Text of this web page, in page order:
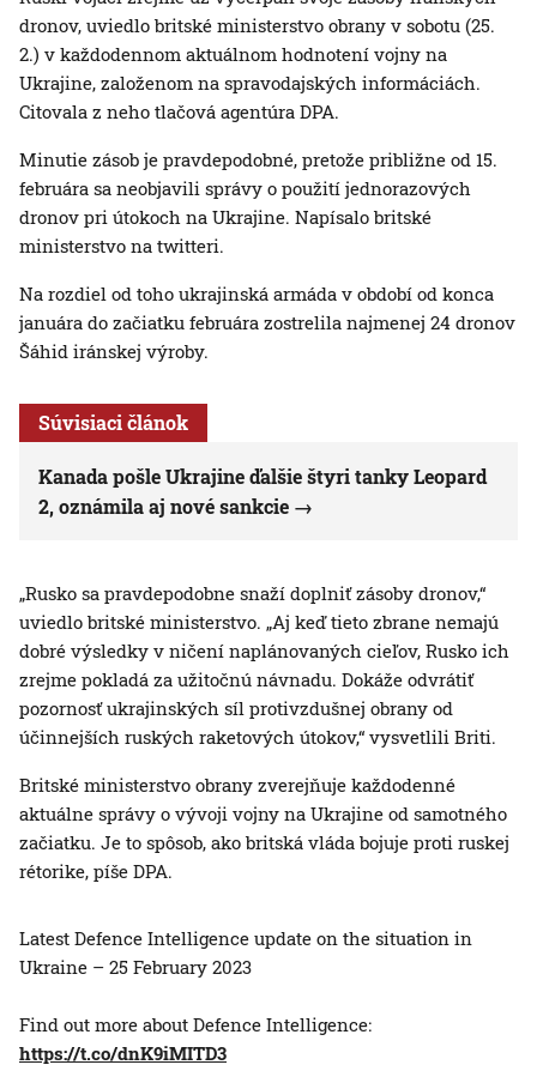
dronov, uviedlo britské ministerstvo obrany v sobotu (25.
2.) v každodennom aktuálnom hodnotení vojny na
Ukrajine, založenom na spravodajských informáciách.
Citovala z neho tlačová agentúra DPA.
Minutie zásob je pravdepodobné, pretože približne od 15.
februára sa neobjavili správy o použití jednorazových
dronov pri útokoch na Ukrajine. Napísalo britské
ministerstvo na twitteri.
Na rozdiel od toho ukrajinská armáda v období od konca
januára do začiatku februára zostrelila najmenej 24 dronov
Šáhid iránskej výroby.
Súvisiaci článok
Kanada pošle Ukrajine ďalšie štyri tanky Leopard
2, oznámila aj nové sankcie
„Rusko sa pravdepodobne snaží doplniť zásoby dronov,“
uviedlo britské ministerstvo. „Aj keď tieto zbrane nemajú
dobré výsledky v ničení naplánovaných cieľov, Rusko ich
zrejme pokladá za užitočnú návnadu. Dokáže odvrátiť
pozornosť ukrajinských síl protivzdušnej obrany od
účinnejších ruských raketových útokov,“ vysvetlili Briti.
Britské ministerstvo obrany zverejňuje každodenné
aktuálne správy o vývoji vojny na Ukrajine od samotného
začiatku. Je to spôsob, ako britská vláda bojuje proti ruskej
rétorike, píše DPA.
Latest Defence Intelligence update on the situation in
Ukraine – 25 February 2023
Find out more about Defence Intelligence:
https://t.co/dnK9iMITD3